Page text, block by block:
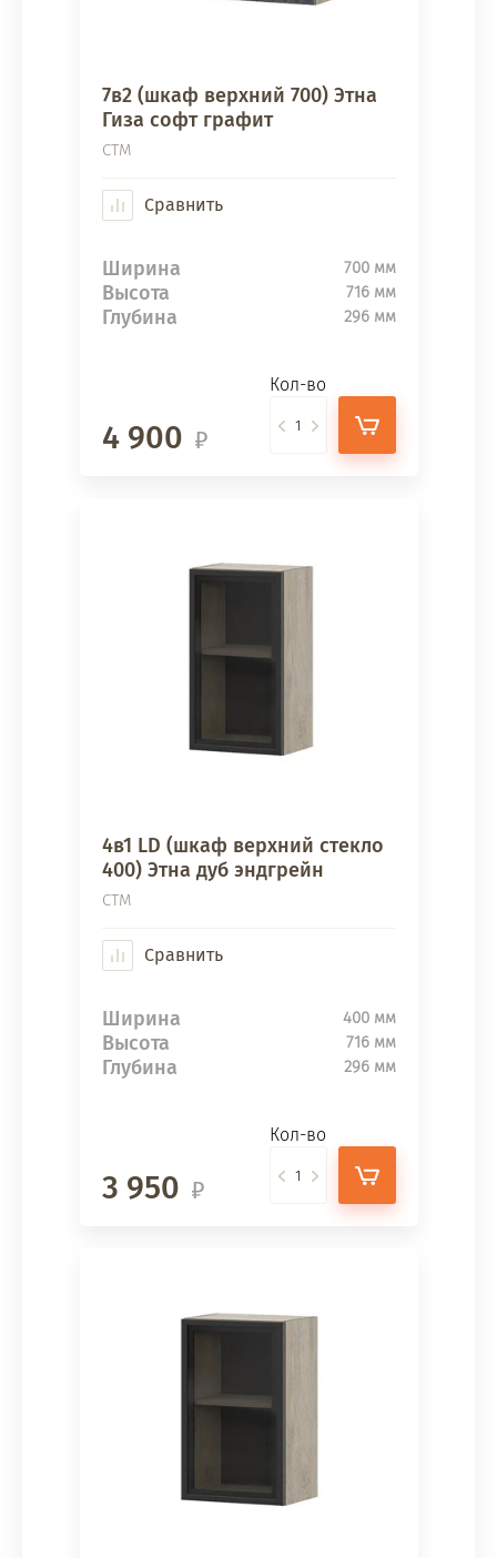
7в2 (шкаф верхний 700) Этна
Гиза софт графит
СТМ
Сравнить
Ширина 700 мм
Высота 716 мм
Глубина 296 мм
4 900
Кол-во
4в1 LD (шкаф верхний стекло
400) Этна дуб эндгрейн
СТМ
Сравнить
Ширина 400 мм
Высота 716 мм
Глубина 296 мм
3 950
Кол-во